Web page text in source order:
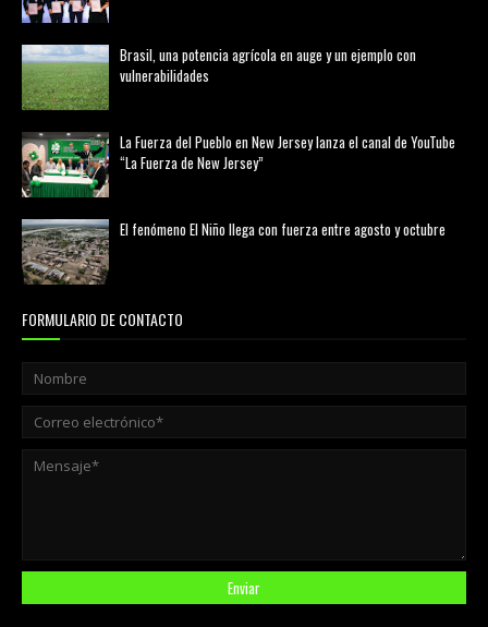
Brasil, una potencia agrícola en auge y un ejemplo con
vulnerabilidades
La Fuerza del Pueblo en New Jersey lanza el canal de YouTube
“La Fuerza de New Jersey”
El fenómeno El Niño llega con fuerza entre agosto y octubre
FORMULARIO DE CONTACTO